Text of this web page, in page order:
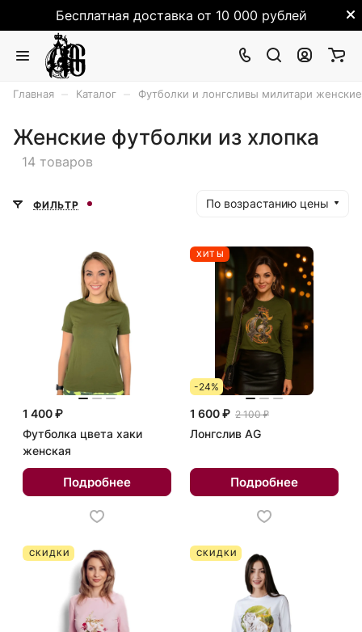
Бесплатная доставка от 10 000 рублей
Главная Каталог Футболки и лонгсливы милитари женские
Женские футболки из хлопка
14 товаров
ФИЛЬТР По возрастанию цены
1 400 ₽
Футболка цвета хаки
женская
Подробнее
ХИТЫ
-24%
1 600 ₽ 2 100 ₽
Лонгслив AG
Подробнее
СКИДКИ СКИДКИ